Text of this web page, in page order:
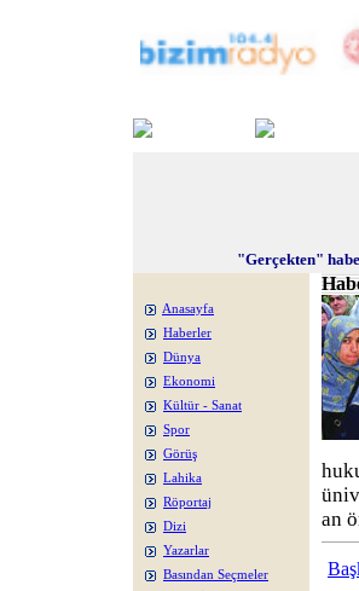
"Gerçekten"
Anasayfa
Haberler
Dünya
Ekonomi
Kültür - Sanat
Spor
Görüş
Lahika
Röportaj
Dizi
Yazarlar
Basından Seçmeler
an